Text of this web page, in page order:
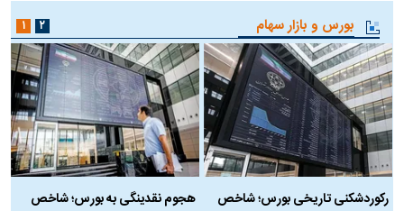
بورس و بازار سهام
رکوردشکنی تاریخی بورس؛ شاخص
هجوم نقدینگی به بورس؛ شاخص
۱ ۲